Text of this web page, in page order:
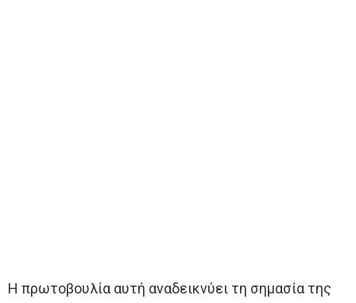
Η πρωτοβουλία αυτή αναδεικνύει τη σημασία της